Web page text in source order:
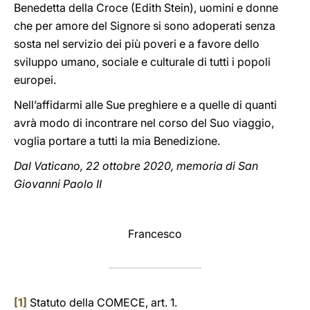
Benedetta della Croce (Edith Stein), uomini e donne
che per amore del Signore si sono adoperati senza
sosta nel servizio dei più poveri e a favore dello
sviluppo umano, sociale e culturale di tutti i popoli
europei.
Nell’affidarmi alle Sue preghiere e a quelle di quanti
avrà modo di incontrare nel corso del Suo viaggio,
voglia portare a tutti la mia Benedizione.
Dal Vaticano, 22 ottobre 2020, memoria di San
Giovanni Paolo II
Francesco
[1] Statuto della COMECE, art. 1.